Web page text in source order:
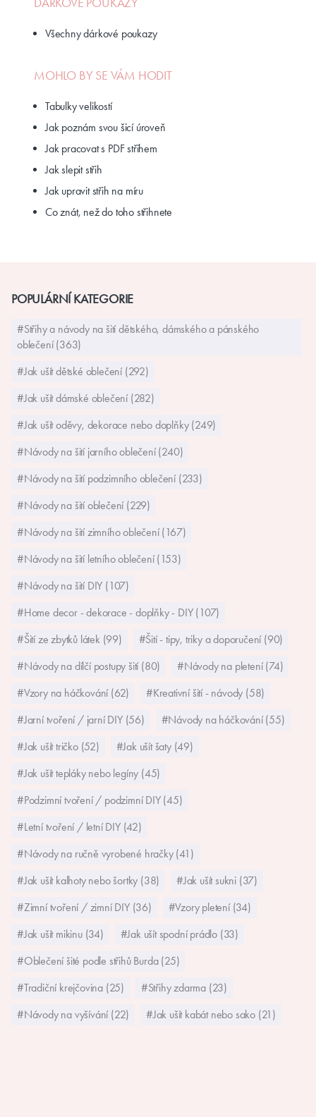
Všechny dárkové poukazy
MOHLO BY SE VÁM HODIT
Tabulky velikostí
Jak poznám svou šicí úroveň
Jak pracovat s PDF střihem
Jak slepit střih
Jak upravit střih na míru
Co znát, než do toho střihnete
POPULÁRNÍ KATEGORIE
#Střihy a návody na šití dětského, dámského a pánského
oblečení (363)
#Jak ušít dětské oblečení (292)
#Jak ušít dámské oblečení (282)
#Jak ušít oděvy, dekorace nebo doplňky (249)
#Návody na šití jarního oblečení (240)
#Návody na šití podzimního oblečení (233)
#Návody na šití oblečení (229)
#Návody na šití zimního oblečení (167)
#Návody na šití letního oblečení (153)
#Návody na šití DIY (107)
#Home decor - dekorace - doplňky - DIY (107)
#Šití ze zbytků látek (99)
#Šití - tipy, triky a doporučení (90)
#Návody na dílčí postupy šití (80)
#Návody na pletení (74)
#Vzory na háčkování (62)
#Kreativní šití - návody (58)
#Jarní tvoření / jarní DIY (56)
#Návody na háčkování (55)
#Jak ušít tričko (52)
#Jak ušít šaty (49)
#Jak ušít tepláky nebo legíny (45)
#Podzimní tvoření / podzimní DIY (45)
#Letní tvoření / letní DIY (42)
#Návody na ručně vyrobené hračky (41)
#Jak ušít kalhoty nebo šortky (38)
#Jak ušít sukni (37)
#Zimní tvoření / zimní DIY (36)
#Vzory pletení (34)
#Jak ušít mikinu (34)
#Jak ušít spodní prádlo (33)
#Oblečení šité podle střihů Burda (25)
#Tradiční krejčovina (25)
#Střihy zdarma (23)
#Návody na vyšívání (22)
#Jak ušít kabát nebo sako (21)